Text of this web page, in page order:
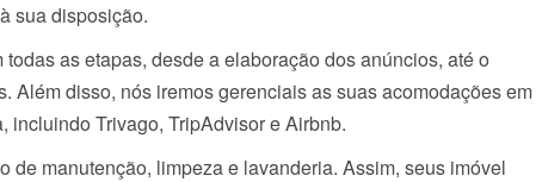
sua disposição.
as etapas, desde a elaboração dos anúncios, até o
Além disso, nós iremos gerenciais as suas acomodações em
incluindo Trivago, TripAdvisor e Airbnb.
de manutenção, limpeza e lavanderia. Assim, seus imóvel